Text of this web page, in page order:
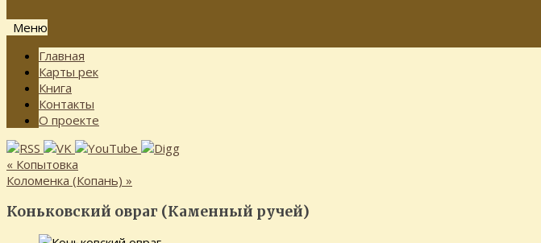
Меню
Перейти
содержимому
Главная
Карты рек
Книга
Контакты
О проекте
« Копытовка
Коломенка (Копань) »
Коньковский овраг (Каменный ручей)